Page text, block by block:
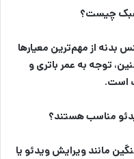
از مهم‌ترین معیارها
توجه به عمر باتری و
است.
مانند ویرایش ویدئو یا